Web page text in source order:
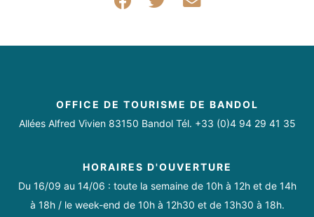
OFFICE DE TOURISME DE BANDOL
Allées Alfred Vivien 83150 Bandol Tél. +33 (0)4 94 29 41 35
HORAIRES D'OUVERTURE
Du 16/09 au 14/06 : toute la semaine de 10h à 12h et de 14h
à 18h / le week-end de 10h à 12h30 et de 13h30 à 18h.